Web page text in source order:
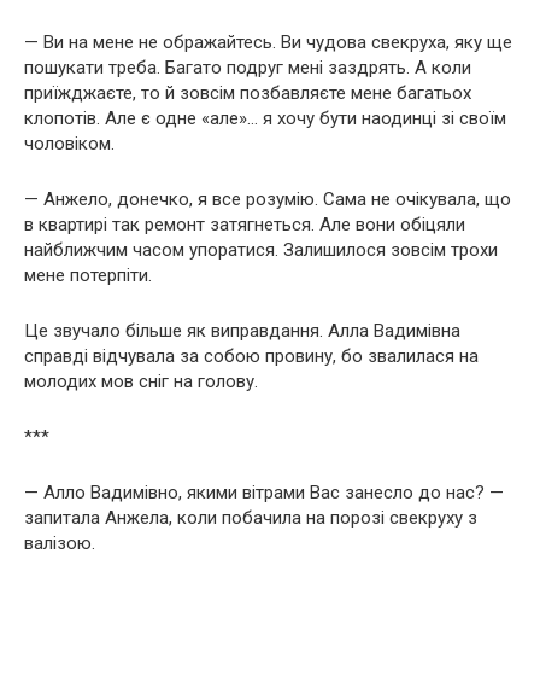
— Ви на мене не ображайтесь. Ви чудова свекруха, яку ще
пошукати треба. Багато подруг мені заздрять. А коли
приїжджаєте, то й зовсім позбавляєте мене багатьох
клопотів. Але є одне «але»… я хочу бути наодинці зі своїм
чоловіком.
— Анжело, донечко, я все розумію. Сама не очікувала, що
в квартирі так ремонт затягнеться. Але вони обіцяли
найближчим часом упоратися. Залишилося зовсім трохи
мене потерпіти.
Це звучало більше як виправдання. Алла Вадимівна
справді відчувала за собою провину, бо звалилася на
молодих мов сніг на голову.
***
— Алло Вадимівно, якими вітрами Вас занесло до нас? —
запитала Анжела, коли побачила на порозі свекруху з
валізою.